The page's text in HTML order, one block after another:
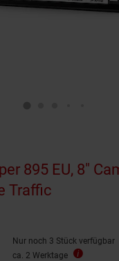
895 EU, 8"
Traffic
Nur noch 3 Stück verfügbar
ca. 2 Werktage